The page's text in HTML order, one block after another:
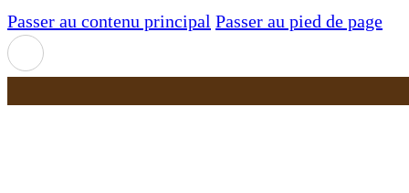
Passer au contenu principal Passer au pied de page